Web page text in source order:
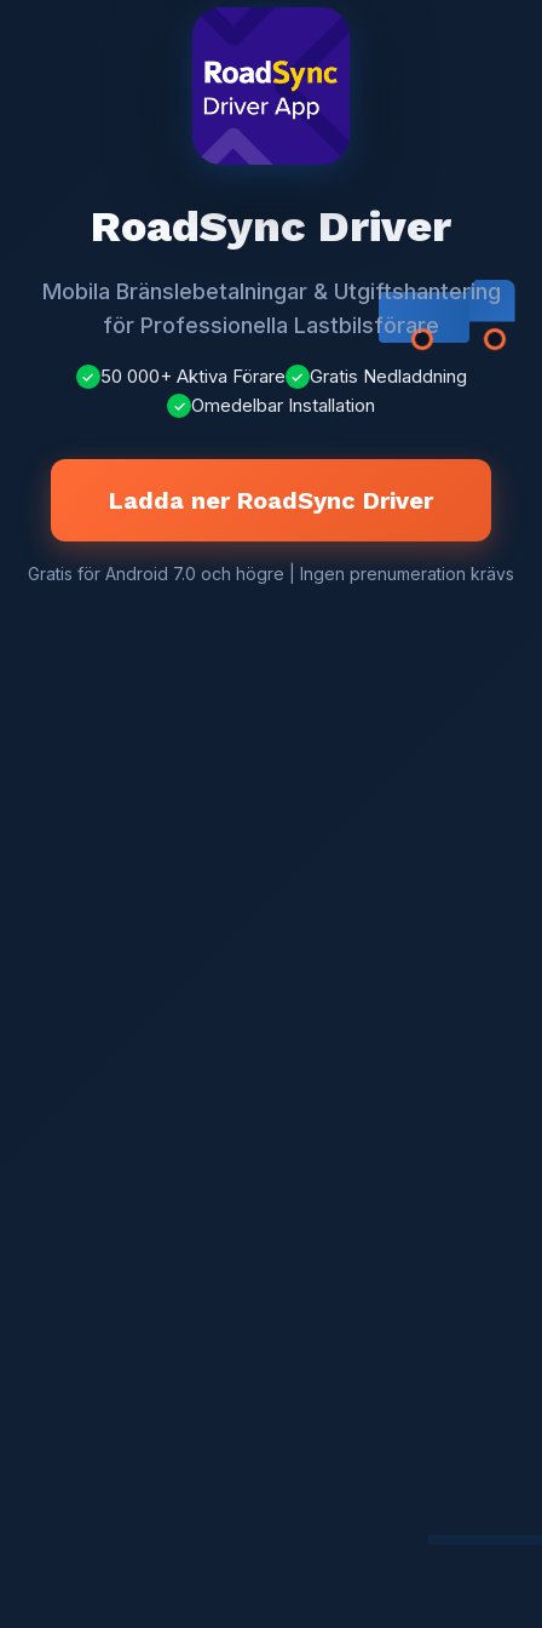
RoadSync Driver
Mobila Bränslebetalningar & Utgiftshantering
för Professionella Lastbilsförare
✓ 50 000+ Aktiva Förare ✓ Gratis Nedladdning
✓ Omedelbar Installation
Ladda ner RoadSync Driver
Gratis för Android 7.0 och högre | Ingen prenumeration krävs